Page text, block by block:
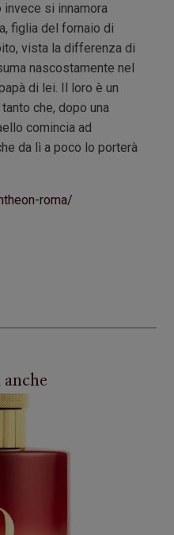
invece si innamora
figlia del fornaio di
vista la differenza di
nascostamente nel
di lei. Il loro è un
che, dopo una
comincia ad
da lì a poco lo porterà
roma/
anche